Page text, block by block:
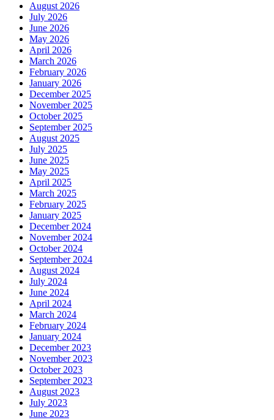
August 2026
July 2026
June 2026
May 2026
April 2026
March 2026
February 2026
January 2026
December 2025
November 2025
October 2025
September 2025
August 2025
July 2025
June 2025
May 2025
April 2025
March 2025
February 2025
January 2025
December 2024
November 2024
October 2024
September 2024
August 2024
July 2024
June 2024
April 2024
March 2024
February 2024
January 2024
December 2023
November 2023
October 2023
September 2023
August 2023
July 2023
June 2023